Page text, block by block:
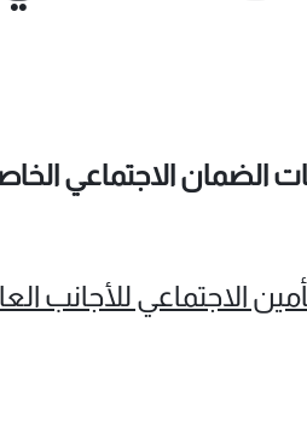
الاجتماعي
الاجتماعي للأجانب